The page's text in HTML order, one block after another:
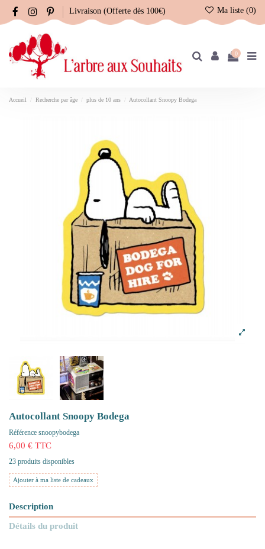
Livraison (Offerte dès 100€) Ma liste (0)
0
Accueil Recherche par âge plus de 10 ans Autocollant Snoopy Bodega
Autocollant Snoopy Bodega
Référence snoopybodega
6,00 € TTC
23 produits disponibles
Ajouter à ma liste de cadeaux
Description
Détails du produit